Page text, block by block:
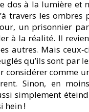
dos à la lumière et
travers les ombres
un prisonnier
à la réalité. Il
autres. Mais ceux-
qu’ils sont par
considérer comme
Sinon, en
simplement
hein !